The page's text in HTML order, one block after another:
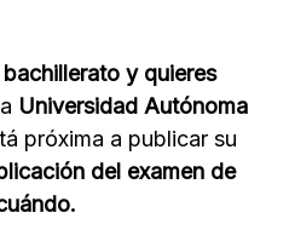
y quieres
Universidad Autónoma
próxima a publicar su
del examen de